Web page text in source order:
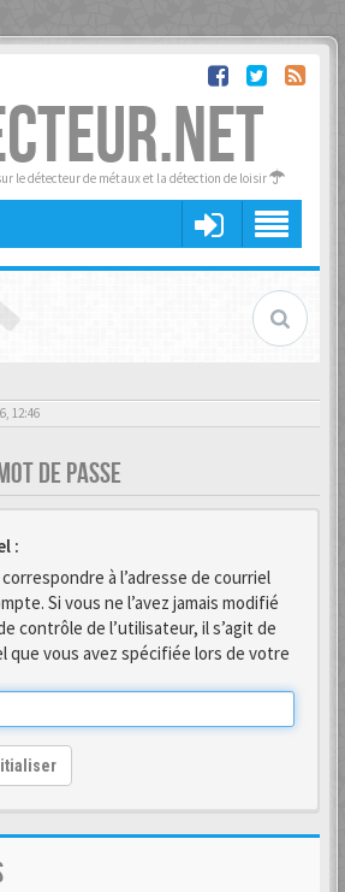
le détecteur de métaux et la détection de loisir
12:46
DE PASSE
:
à l’adresse de courriel
Si vous ne l’avez jamais modifié
contrôle de l’utilisateur, il s’agit de
que vous avez spécifiée lors de votre